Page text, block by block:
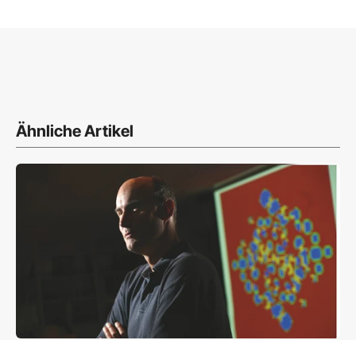
Ähnliche Artikel